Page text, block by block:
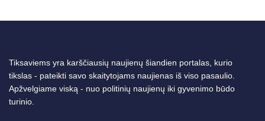
Tiksaviems yra karščiausių naujienų šiandien portalas, kurio
tikslas - pateikti savo skaitytojams naujienas iš viso pasaulio.
Apžvelgiame viską - nuo politinių naujienų iki gyvenimo būdo
turinio.